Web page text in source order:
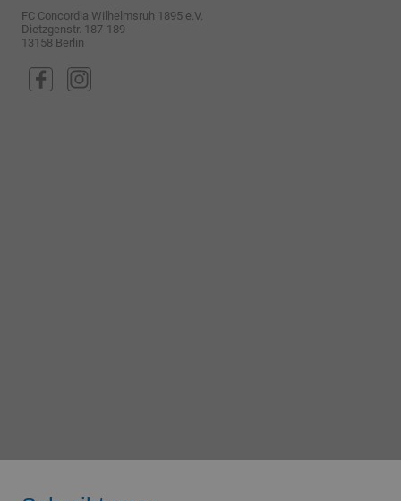
FC Concordia Wilhelmsruh 1895 e.V.
Dietzgenstr. 187-189
13158 Berlin